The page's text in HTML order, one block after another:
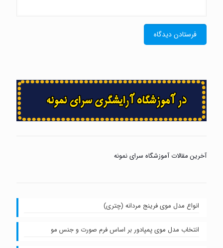
آخرین مقالات آموزشگاه سرای نمونه
انواع مدل موی فرینج مردانه (چتری)
انتخاب مدل موی پمپادور بر اساس فرم صورت و جنس مو